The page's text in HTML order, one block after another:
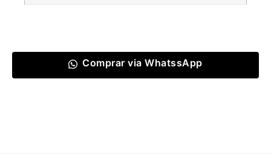
Comprar via WhatssApp